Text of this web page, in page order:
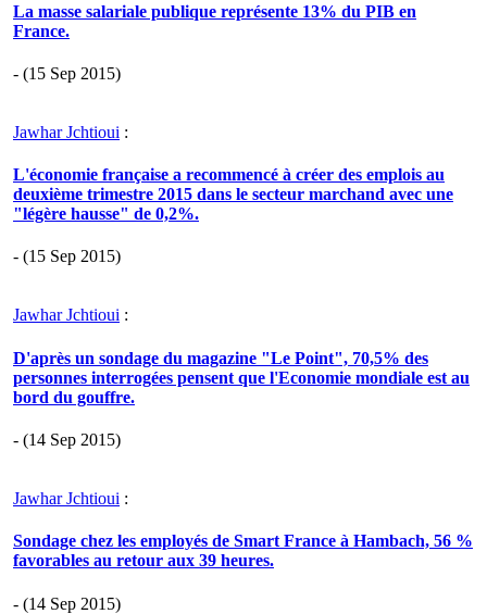
La masse salariale publique représente 13% du PIB en
France.
- (15 Sep 2015)
Jawhar Jchtioui :
L'économie française a recommencé à créer des emplois au
deuxième trimestre 2015 dans le secteur marchand avec une
"légère hausse" de 0,2%.
- (15 Sep 2015)
Jawhar Jchtioui :
D'après un sondage du magazine "Le Point", 70,5% des
personnes interrogées pensent que l'Economie mondiale est au
bord du gouffre.
- (14 Sep 2015)
Jawhar Jchtioui :
Sondage chez les employés de Smart France à Hambach, 56 %
favorables au retour aux 39 heures.
- (14 Sep 2015)